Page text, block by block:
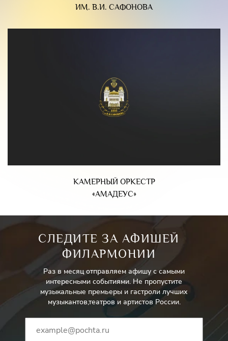
ИМ. В.И. САФОНОВА
КАМЕРНЫЙ ОРКЕСТР
«АМАДЕУС»
СЛЕДИТЕ ЗА АФИШЕЙ
ФИЛАРМОНИИ
Раз в месяц отправляем афишу с самыми
интересными событиями. Не пропустите
музыкальные премьеры и гастроли лучших
музыкантов,театров и артистов России.